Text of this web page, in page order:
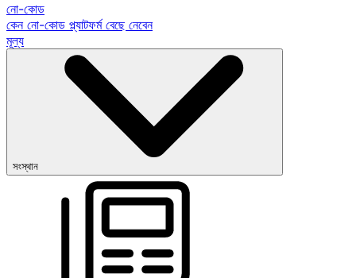
নো-কোড
কেন নো-কোড প্ল্যাটফর্ম বেছে নেবেন
মূল্য
সংস্থান